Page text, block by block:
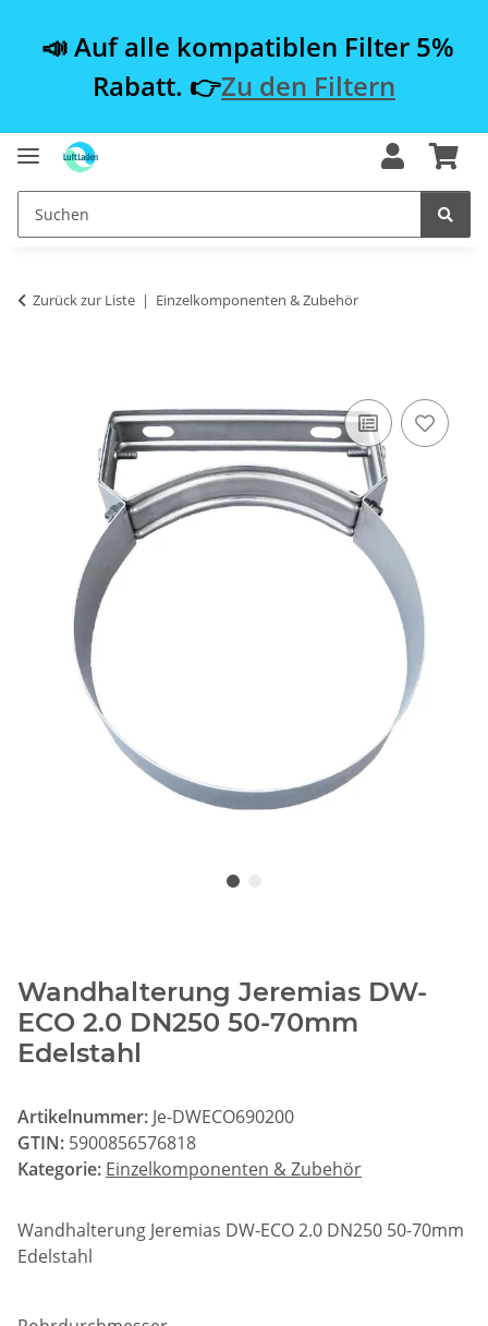
📣 Auf alle kompatiblen Filter 5%
Rabatt. 👉Zu den Filtern
Zurück zur Liste Einzelkomponenten & Zubehör
Wandhalterung Jeremias DW-
ECO 2.0 DN250 50-70mm
Edelstahl
Artikelnummer: Je-DWECO690200
GTIN: 5900856576818
Kategorie: Einzelkomponenten & Zubehör
Wandhalterung Jeremias DW-ECO 2.0 DN250 50-70mm
Edelstahl